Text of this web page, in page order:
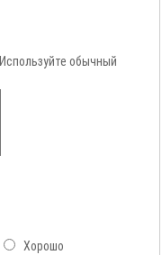
обычный
Хорошо